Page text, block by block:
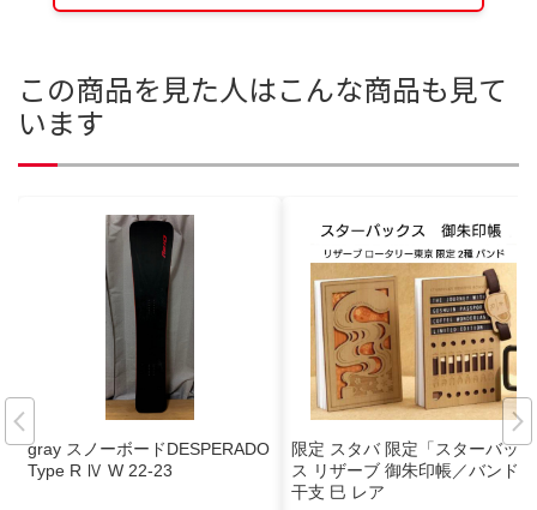
この商品を見た人はこんな商品も見て
います
gray スノーボードDESPERADO
Type R Ⅳ W 22-23
限定 スタバ 限定「スターバック
ス リザーブ 御朱印帳／バンド」
干支 巳 レア